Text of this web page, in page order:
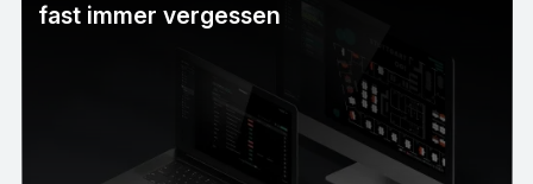
fast immer vergessen